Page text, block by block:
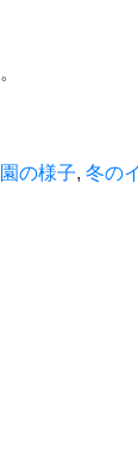
の様子, 冬の